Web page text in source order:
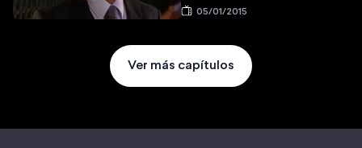
05/01/2015
Ver más capítulos